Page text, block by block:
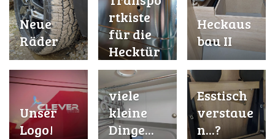
Neue
Räder
rtkiste
für die
Hecktür
Heckaus
bau II
Unser
Logo!
viele
kleine
Dinge...
Esstisch
verstaue
n...?